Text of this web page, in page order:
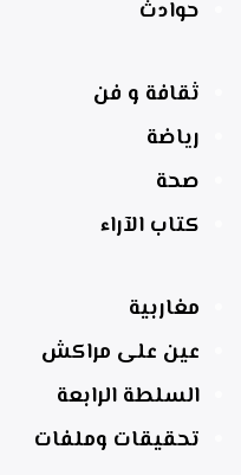
حوادث
ثقافة و فن
رياضة
صحة
كتاب الآراء
مغاربية
عين على مراكش
السلطة الرابعة
تحقيقات وملفات